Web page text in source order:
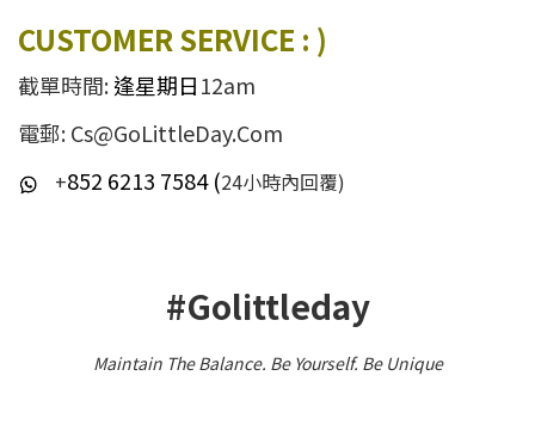
CUSTOMER SERVICE : )
截單時間:逢星期日12am
電郵: Cs@GoLittleDay.Com
+852 6213 7584 (24小時內回覆)
#Golittleday
Maintain The Balance. Be Yourself.Be Unique